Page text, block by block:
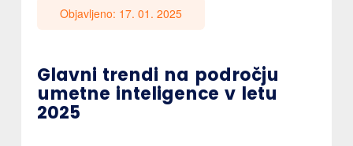
Objavljeno: 17. 01. 2025
Glavni trendi na področju
umetne inteligence v letu
2025